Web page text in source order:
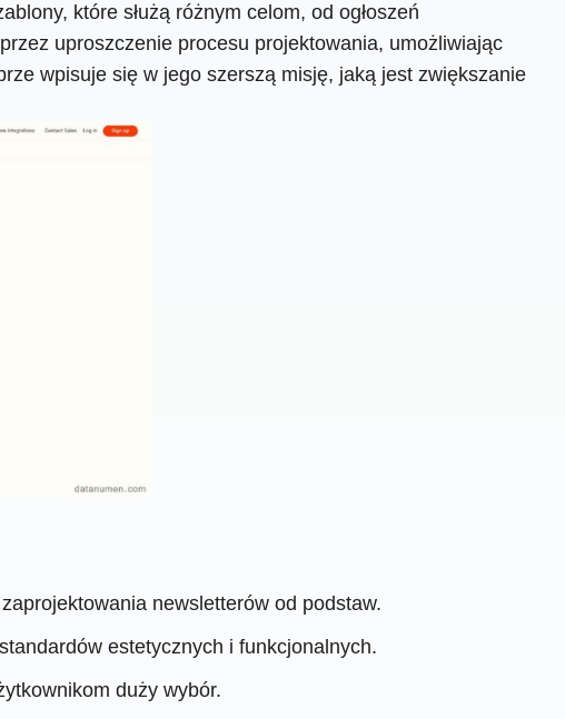
które służą różnym celom, od ogłoszeń
uproszczenie procesu projektowania, umożliwiając
wpisuje się w jego szerszą misję, jaką jest zwiększanie
newsletterów od podstaw.
estetycznych i funkcjonalnych.
duży wybór.